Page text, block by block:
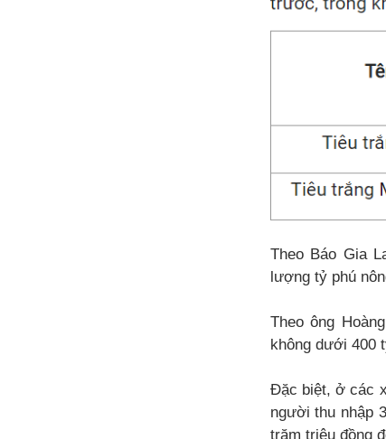
Theo Báo Gia
lượng tỷ phú
Theo ông
không dưới 400
Đặc biệt, ở các
người thu nhập
trăm triệu đồng